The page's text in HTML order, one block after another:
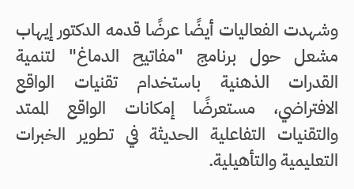
وشهدت الفعاليات أيضًا عرضًا قدمه الدكتور إيهاب
مشعل حول برنامج "مفاتيح الدماغ" لتنمية
القدرات الذهنية باستخدام تقنيات الواقع
الافتراضي، مستعرضًا إمكانات الواقع الممتد
والتقنيات التفاعلية الحديثة في تطوير الخبرات
التعليمية والتأهيلية.